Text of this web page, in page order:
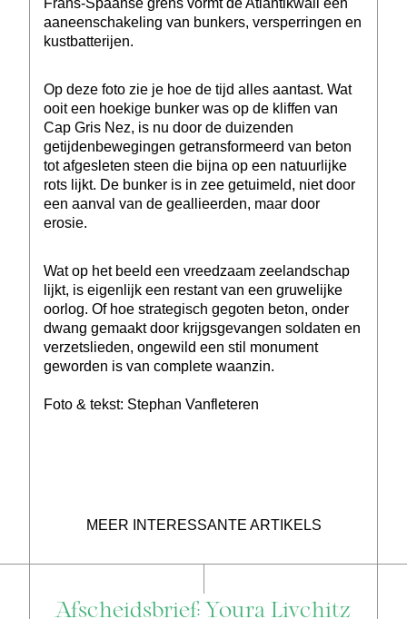
Frans-Spaanse grens vormt de Atlantikwall een
aaneenschakeling van bunkers, versperringen en
kustbatterijen.
Op deze foto zie je hoe de tijd alles aantast. Wat
ooit een hoekige bunker was op de kliffen van
Cap Gris Nez, is nu door de duizenden
getijdenbewegingen getransformeerd van beton
tot afgesleten steen die bijna op een natuurlijke
rots lijkt. De bunker is in zee getuimeld, niet door
een aanval van de geallieerden, maar door
erosie.
Wat op het beeld een vreedzaam zeelandschap
lijkt, is eigenlijk een restant van een gruwelijke
oorlog. Of hoe strategisch gegoten beton, onder
dwang gemaakt door krijgsgevangen soldaten en
verzetslieden, ongewild een stil monument
geworden is van complete waanzin.
Foto & tekst: Stephan Vanfleteren
MEER INTERESSANTE ARTIKELS
Afscheidsbrief: Youra Livchitz